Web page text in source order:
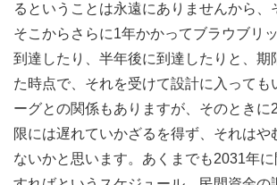
るということは永遠にありませんから、
そこからさらに1年かかってブラウブリ
到達したり、半年後に到達したりと、期
た時点で、それを受けて設計に入っても
ーグとの関係もありますが、そのときに
限には遅れていかざるを得ず、それはや
ないかと思います。あくまでも2031年